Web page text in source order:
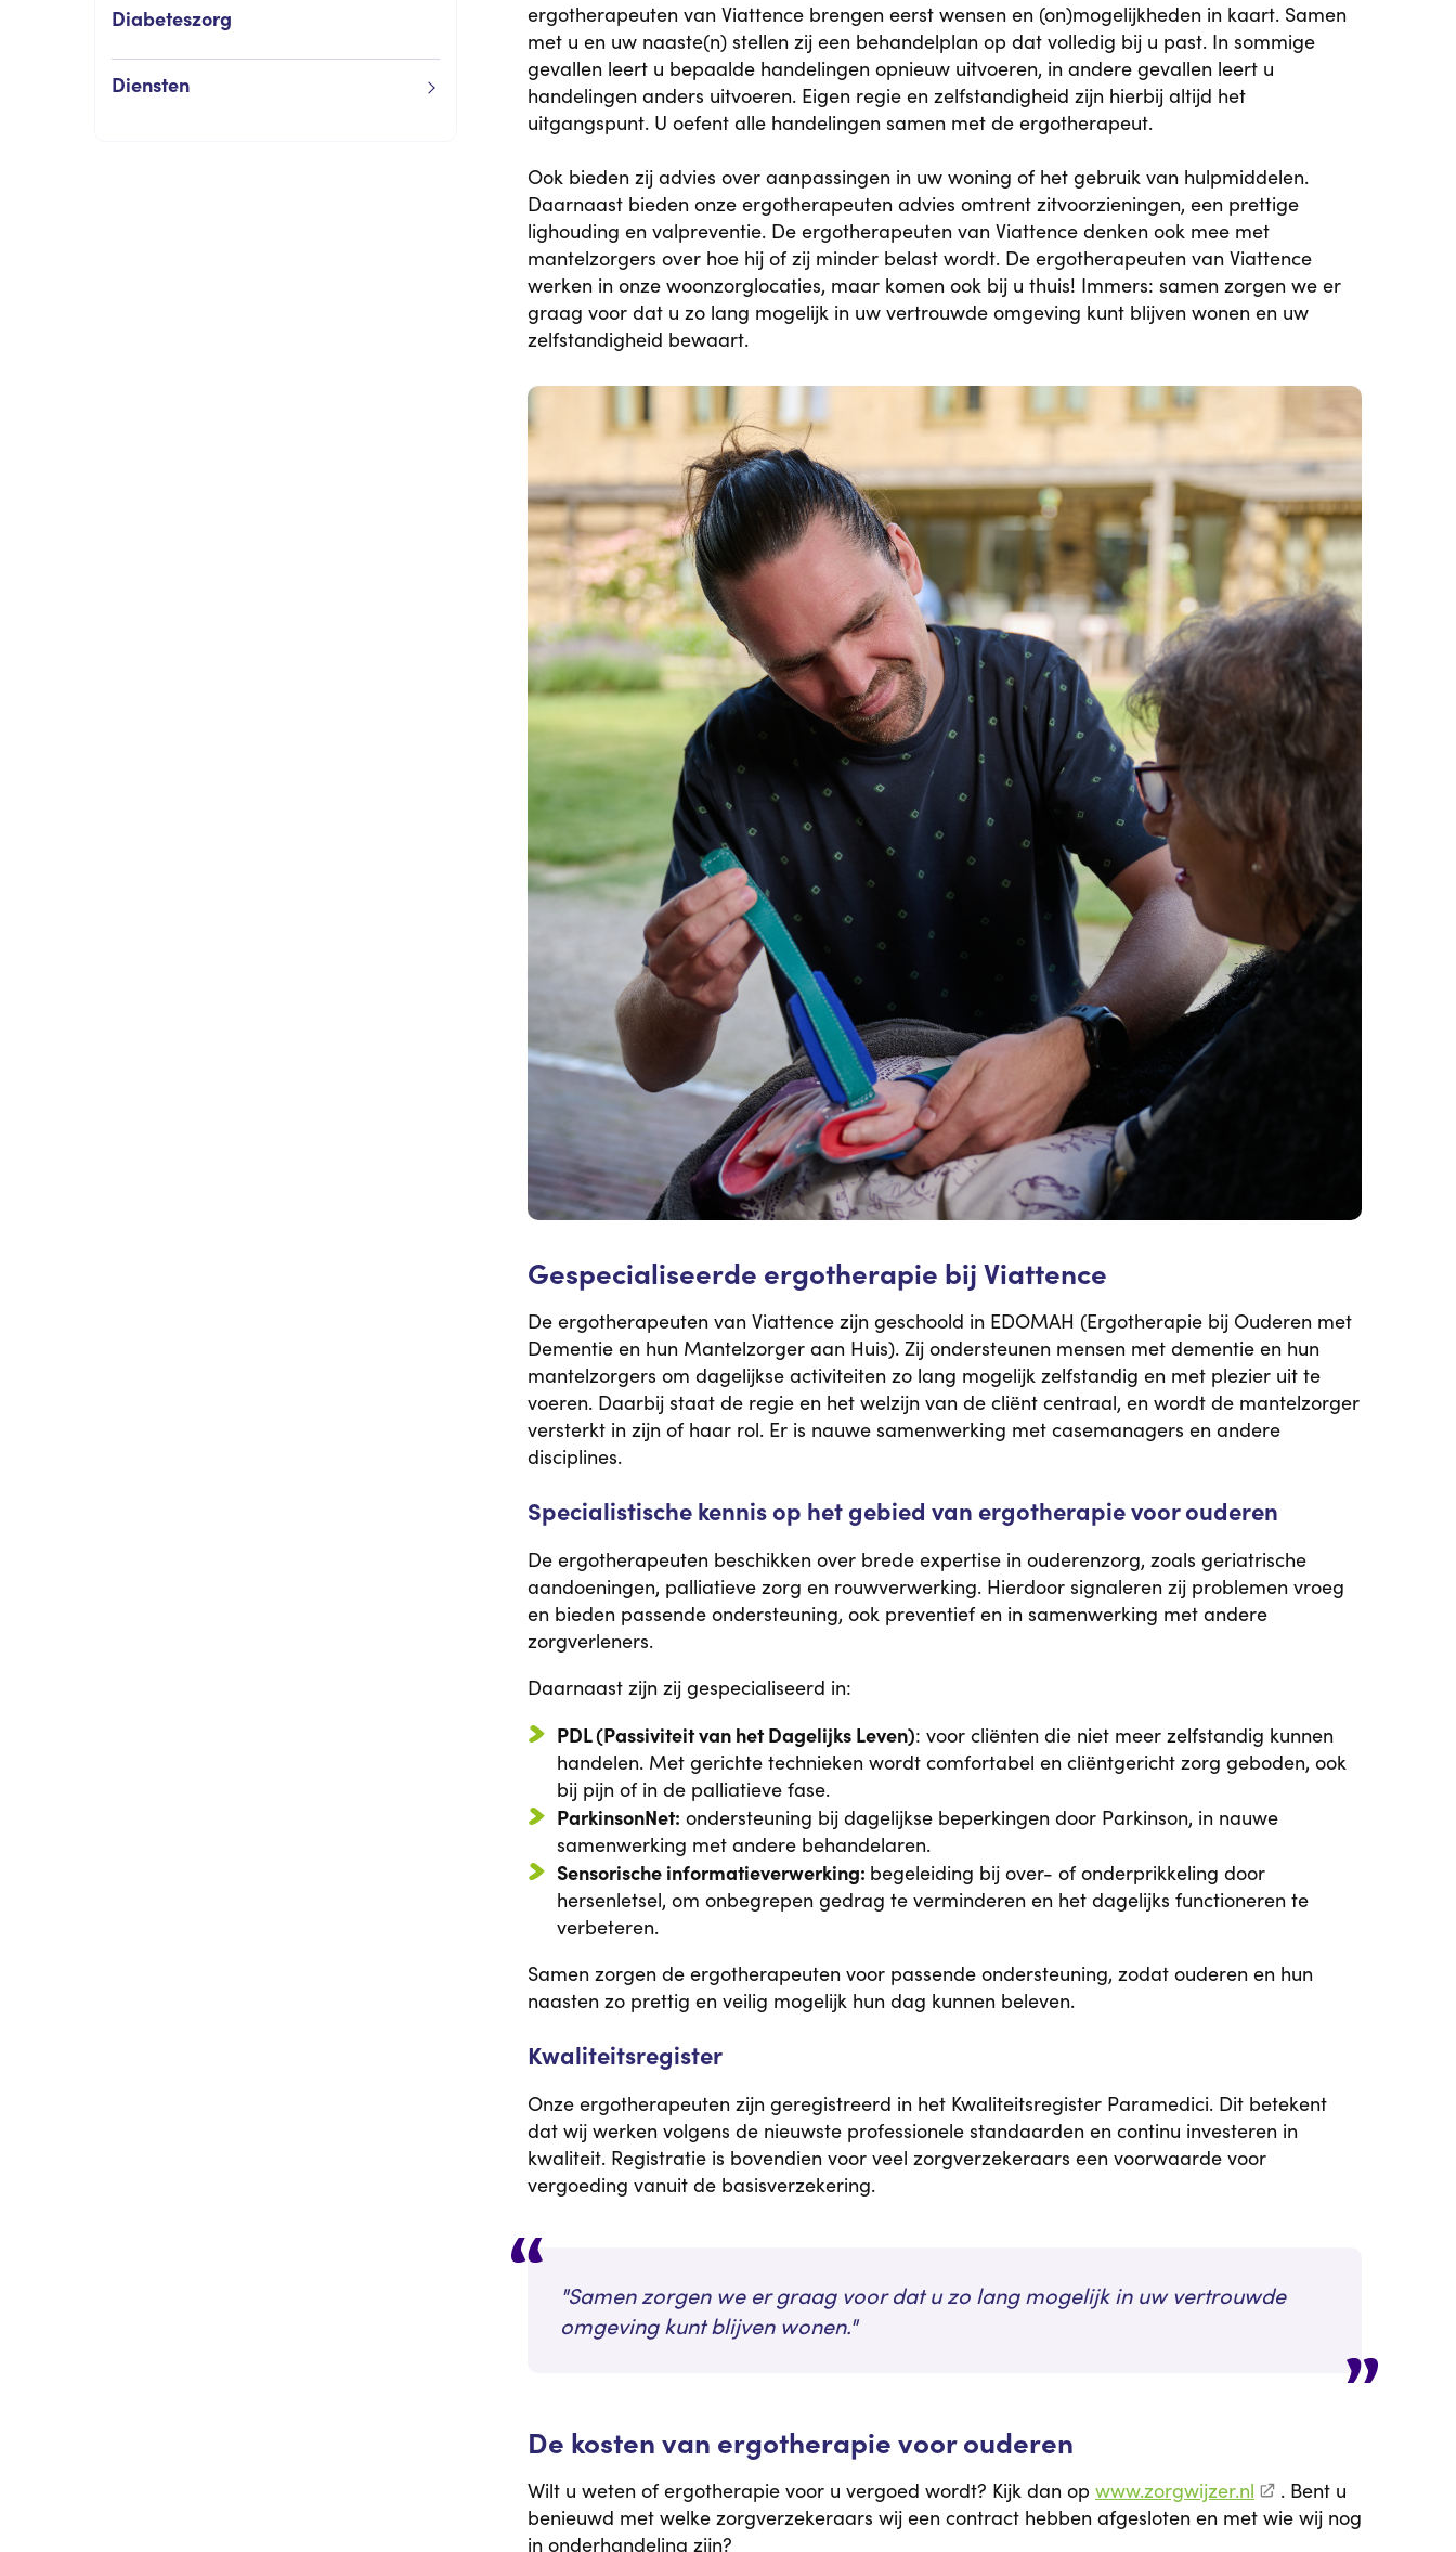
Diabeteszorg
Diensten
ergotherapeuten van Viattence brengen eerst wensen en (on)mogelijkheden in kaart. Samen
met u en uw naaste(n) stellen zij een behandelplan op dat volledig bij u past. In sommige
gevallen leert u bepaalde handelingen opnieuw uitvoeren, in andere gevallen leert u
handelingen anders uitvoeren. Eigen regie en zelfstandigheid zijn hierbij altijd het
uitgangspunt. U oefent alle handelingen samen met de ergotherapeut.
Ook bieden zij advies over aanpassingen in uw woning of het gebruik van hulpmiddelen.
Daarnaast bieden onze ergotherapeuten advies omtrent zitvoorzieningen, een prettige
lighouding en valpreventie. De ergotherapeuten van Viattence denken ook mee met
mantelzorgers over hoe hij of zij minder belast wordt. De ergotherapeuten van Viattence
werken in onze woonzorglocaties, maar komen ook bij u thuis! Immers: samen zorgen we er
graag voor dat u zo lang mogelijk in uw vertrouwde omgeving kunt blijven wonen en uw
zelfstandigheid bewaart.
Gespecialiseerde ergotherapie bij Viattence
De ergotherapeuten van Viattence zijn geschoold in EDOMAH (Ergotherapie bij Ouderen met
Dementie en hun Mantelzorger aan Huis). Zij ondersteunen mensen met dementie en hun
mantelzorgers om dagelijkse activiteiten zo lang mogelijk zelfstandig en met plezier uit te
voeren. Daarbij staat de regie en het welzijn van de cliënt centraal, en wordt de mantelzorger
versterkt in zijn of haar rol. Er is nauwe samenwerking met casemanagers en andere
disciplines.
Specialistische kennis op het gebied van ergotherapie voor ouderen
De ergotherapeuten beschikken over brede expertise in ouderenzorg, zoals geriatrische
aandoeningen, palliatieve zorg en rouwverwerking. Hierdoor signaleren zij problemen vroeg
en bieden passende ondersteuning, ook preventief en in samenwerking met andere
zorgverleners.
Daarnaast zijn zij gespecialiseerd in:
PDL (Passiviteit van het Dagelijks Leven): voor cliënten die niet meer zelfstandig kunnen
handelen. Met gerichte technieken wordt comfortabel en cliëntgericht zorg geboden, ook
bij pijn of in de palliatieve fase.
ParkinsonNet: ondersteuning bij dagelijkse beperkingen door Parkinson, in nauwe
samenwerking met andere behandelaren.
Sensorische informatieverwerking: begeleiding bij over- of onderprikkeling door
hersenletsel, om onbegrepen gedrag te verminderen en het dagelijks functioneren te
verbeteren.
Samen zorgen de ergotherapeuten voor passende ondersteuning, zodat ouderen en hun
naasten zo prettig en veilig mogelijk hun dag kunnen beleven.
Kwaliteitsregister
Onze ergotherapeuten zijn geregistreerd in het Kwaliteitsregister Paramedici. Dit betekent
dat wij werken volgens de nieuwste professionele standaarden en continu investeren in
kwaliteit. Registratie is bovendien voor veel zorgverzekeraars een voorwaarde voor
vergoeding vanuit de basisverzekering.
Samen zorgen we er graag voor dat u zo lang mogelijk in uw vertrouwde
omgeving kunt blijven wonen.
De kosten van ergotherapie voor ouderen
Wilt u weten of ergotherapie voor u vergoed wordt? Kijk dan op www.zorgwijzer.nl
. Bent u
benieuwd met welke zorgverzekeraars wij een contract hebben afgesloten en met wie wij nog
in onderhandeling zijn?